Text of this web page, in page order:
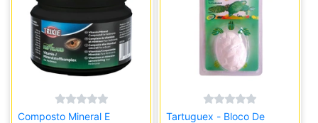
Composto Mineral E
Tartuguex - Bloco De